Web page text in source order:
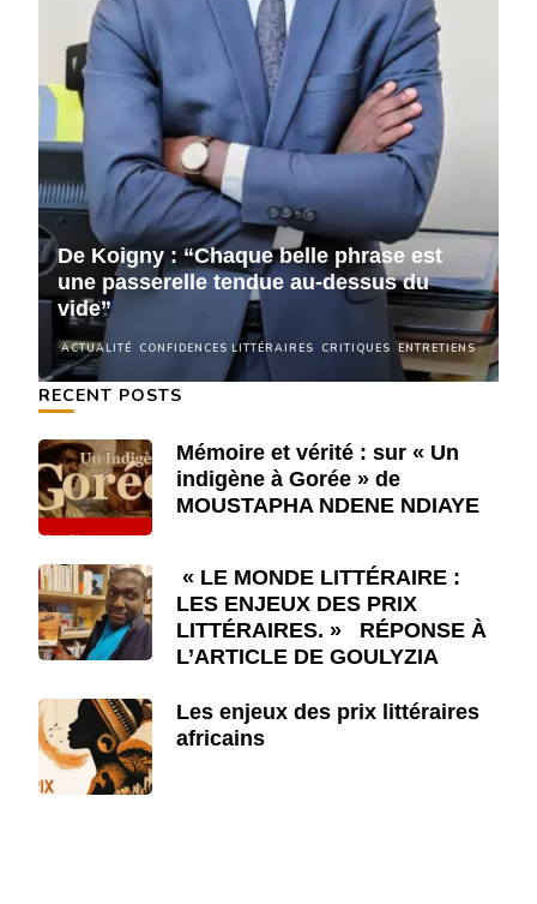
ACTUALITÉ CONFIDENCES LITTÉRAIRES CRITIQUES ENTRETIENS
De Koigny : “Chaque belle phrase est
une passerelle tendue au-dessus du
vide”
RECENT POSTS
Mémoire et vérité : sur « Un
indigène à Gorée » de
MOUSTAPHA NDENE NDIAYE
« LE MONDE LITTÉRAIRE :
LES ENJEUX DES PRIX
LITTÉRAIRES. » RÉPONSE À
L’ARTICLE DE GOULYZIA
Les enjeux des prix littéraires
africains